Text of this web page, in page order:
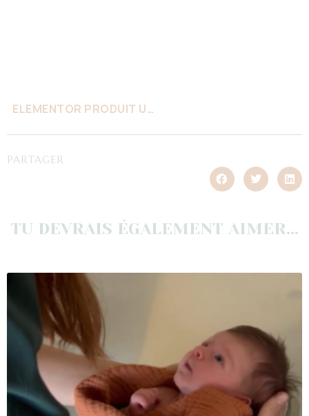
ELEMENTOR PRODUIT UNIQUE #619
PARTAGER
TU DEVRAIS ÉGALEMENT AIMER...